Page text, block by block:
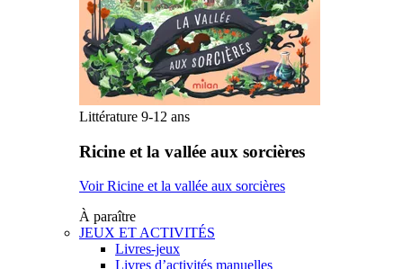
Littérature 9-12 ans
Ricine et la vallée aux sorcières
Voir Ricine et la vallée aux sorcières
À paraître
JEUX ET ACTIVITÉS
Livres-jeux
Livres d’activités manuelles